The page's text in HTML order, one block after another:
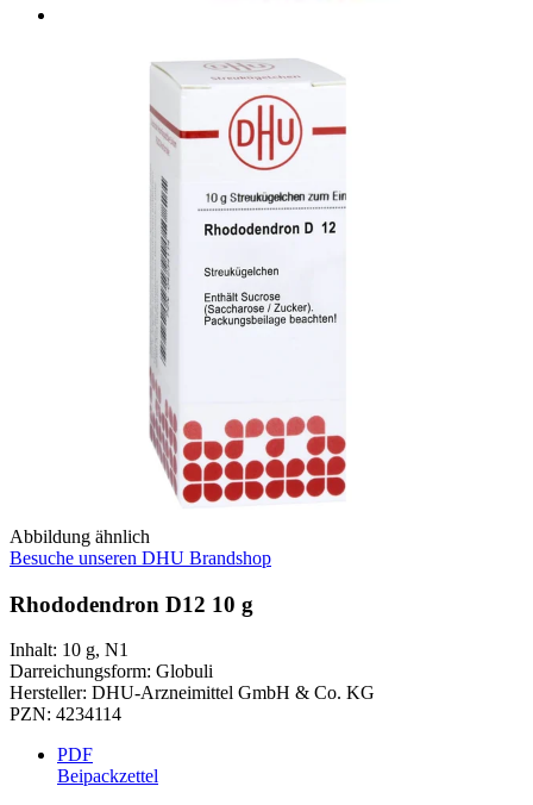
Abbildung ähnlich
Besuche unseren DHU Brandshop
Rhododendron D12 10 g
Inhalt: 10 g, N1
Darreichungsform: Globuli
Hersteller: DHU-Arzneimittel GmbH & Co. KG
PZN: 4234114
PDF
Beipackzettel